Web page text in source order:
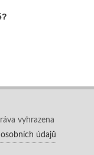
vyhrazena
údajů